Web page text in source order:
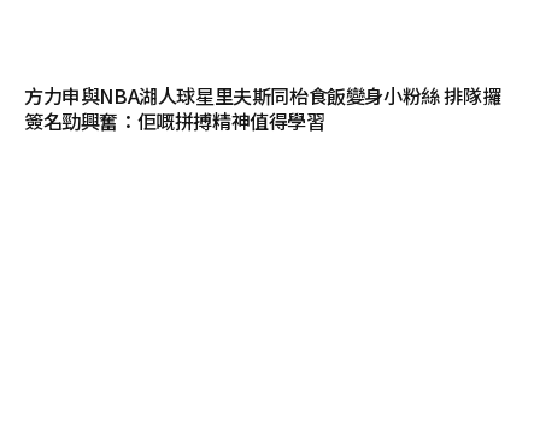
方力申與NBA湖人球星里夫斯同枱食飯變身小粉絲 排隊攞
簽名勁興奮：佢嘅拼搏精神值得學習